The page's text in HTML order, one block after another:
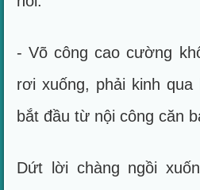
- Võ công cao cường
rơi xuống, phải kinh
bắt đầu từ nội công căn
Dứt lời chàng ngồi